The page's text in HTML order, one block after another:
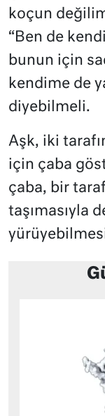
koçun
“Ben de
bunun için
kendime de
diyebilmeli.
Aşk, iki
için çaba
çaba, bir
taşımasıyla